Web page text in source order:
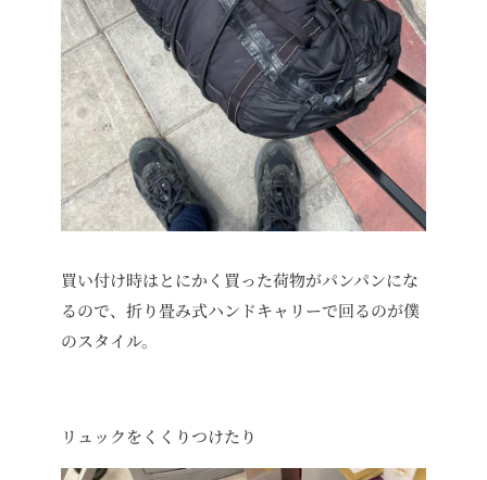
買い付け時はとにかく買った荷物がパンパンにな
るので、折り畳み式ハンドキャリーで回るのが僕
のスタイル。
リュックをくくりつけたり